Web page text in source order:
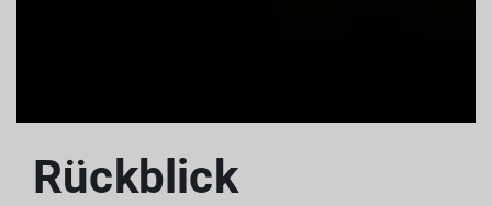
Rückblick